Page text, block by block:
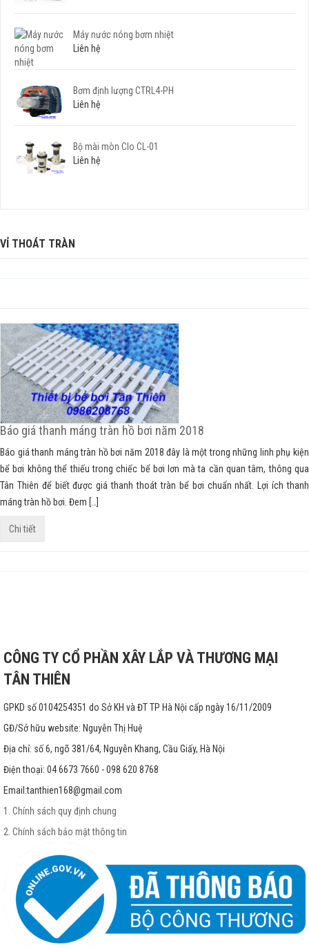
Máy nước nóng bơm nhiệt
Liên hệ
Bơm định lượng CTRL4-PH
Liên hệ
Bộ mài mòn Clo CL-01
Liên hệ
VỈ THOÁT TRÀN
Báo giá thanh máng tràn hồ bơi năm 2018
Báo giá thanh máng tràn hồ bơi năm 2018 đây là một trong những linh phụ kiện
bể bơi không thể thiếu trong chiếc bể bơi lơn mà ta cần quan tâm, thông qua
Tân Thiên để biết được giá thanh thoát tràn bể bơi chuẩn nhất. Lợi ích thanh
máng tràn hồ bơi. Đem […]
Chi tiết
CÔNG TY CỔ PHẦN XÂY LẮP VÀ THƯƠNG MẠI
TÂN THIÊN
GPKD số 0104254351 do Sở KH và ĐT TP Hà Nội cấp ngày 16/11/2009
GĐ/Sở hữu website: Nguyễn Thị Huệ
Địa chỉ: số 6, ngõ 381/64, Nguyễn Khang, Cầu Giấy, Hà Nội
Điện thoại: 04 6673 7660 - 098 620 8768
Email:tanthien168@gmail.com
1. Chính sách quy định chung
2. Chính sách bảo mật thông tin